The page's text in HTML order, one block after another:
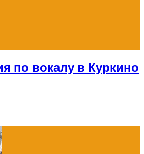
по вокалу в Куркино